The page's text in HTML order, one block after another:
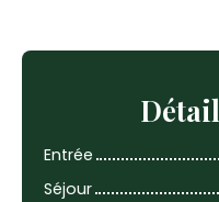
Détail
Entrée
Séjour